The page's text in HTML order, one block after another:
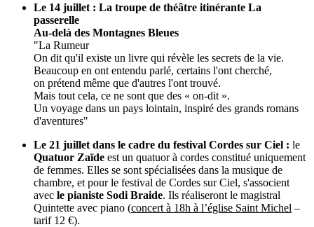
Le 14 juillet : La troupe de théâtre itinérante La
passerelle
Au-delà des Montagnes Bleues
"La Rumeur
On dit qu'il existe un livre qui révèle les secrets de la vie.
Beaucoup en ont entendu parlé, certains l'ont cherché,
on prétend même que d'autres l'ont trouvé.
Mais tout cela, ce ne sont que des « on-dit ».
Un voyage dans un pays lointain, inspiré des grands romans
d'aventures"
Le 21 juillet dans le cadre du festival Cordes sur Ciel : le
Quatuor Zaïde est un quatuor à cordes constitué uniquement
de femmes. Elles se sont spécialisées dans la musique de
chambre, et pour le festival de Cordes sur Ciel, s'associent
avec le pianiste Sodi Braide. Ils réaliseront le magistral
Quintette avec piano (concert à 18h à l’église Saint Michel –
tarif 12 €).